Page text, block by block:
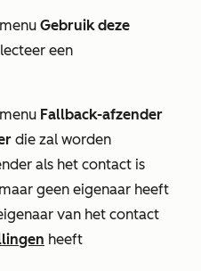
Gebruik deze
een
Fallback-afzender
die zal worden
als het contact is
geen eigenaar heeft
van het contact
heeft